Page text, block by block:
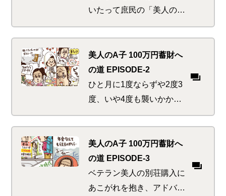
いたって庶民の「美人のA
子」がマネ活に目覚めるま
での『始まりの物語』。見
栄と涙と神と日焼けのショ
ートストーリーはコチラ
美人のA子 100万円蓄財へ
の道 EPISODE-2
ひと月に1度ならずや2度3
度、いや4度も襲いかかっ
た「ウエディング・ハリケ
ーン」。お年頃の美人たち
にはいつでも起こりうる危
機の乗り切り方とは
美人のA子 100万円蓄財へ
の道 EPISODE-3
ベテラン美人の別荘購入に
あこがれを抱き、アドバイ